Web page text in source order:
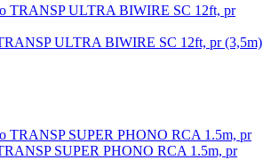
ULTRA BIWIRE SC 12ft, pr (3,5m)
SUPER PHONO RCA 1.5m, pr